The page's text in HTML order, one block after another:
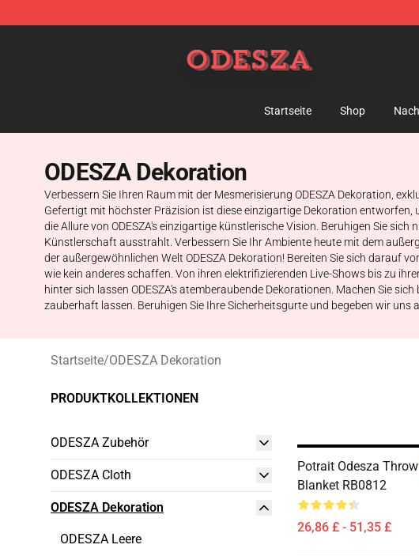
Startseite Shop
ODESZA Dekoration
Verbessern Sie Ihren Raum mit der Mesmerisierung ODESZA Dekoration,
Gefertigt mit höchster Präzision ist diese einzigartige Dekoration entworfen,
die Allure von ODESZA's einzigartige künstlerische Vision. Beruhigen Sie
Künstlerschaft ausstrahlt. Verbessern Sie Ihr Ambiente heute mit dem
der außergewöhnlichen Welt ODESZA Dekoration! Bereiten Sie sich darauf
wie kein anderes schaffen. Von ihren elektrifizierenden Live-Shows bis zu
hinter sich lassen ODESZA's atemberaubende Dekorationen. Machen Sie
zauberhaft lassen. Beruhigen Sie Ihre Sicherheitsgurte und begeben wir uns
Startseite/ODESZA Dekoration
PRODUKTKOLLEKTIONEN
ODESZA Zubehör
ODESZA Cloth
ODESZA Dekoration
ODESZA Leere
Potrait Odesza Throw
Blanket RB0812
26,86 £ - 51,35 £